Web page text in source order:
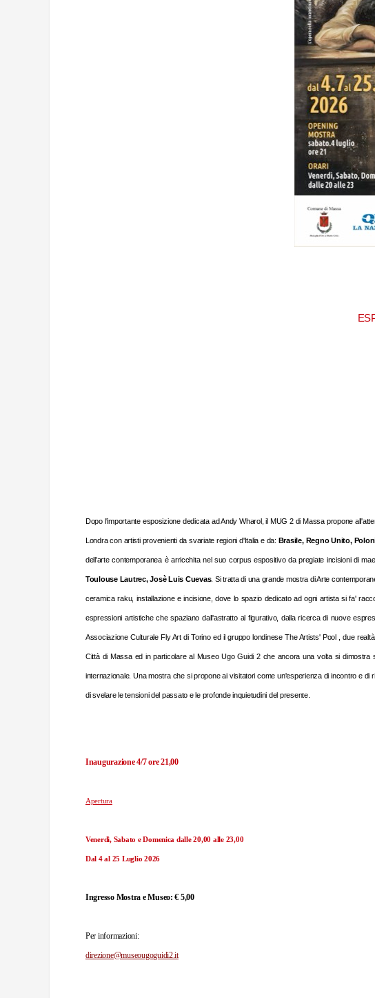
Dopo l'importante esposizione dedicata ad Andy Wharol, il MUG 2 di Massa propone
Londra con artisti provenienti da svariate regioni d'Italia e da: Brasile, Regno Unito,
dell'arte contemporanea è arricchita nel suo corpus espositivo da pregiate incisioni di
Toulouse Lautrec, Josè Luis Cuevas. Si tratta di una grande mostra di Arte
ceramica raku, installazione e incisione, dove lo spazio dedicato ad ogni artista si fa'
espressioni artistiche che spaziano dall'astratto al figurativo, dalla ricerca di nuove
Associazione Culturale Fly Art di Torino ed il gruppo londinese The Artists' Pool , due
Città di Massa ed in particolare al Museo Ugo Guidi 2 che ancora una volta si
internazionale. Una mostra che si propone ai visitatori come un'esperienza di incontro e
di svelare le tensioni del passato e le profonde inquietudini del presente.
Inaugurazione 4/7 ore 21,00
Apertura
Venerdì, Sabato e Domenica dalle 20,00 alle 23,00
Dal 4 al 25 Luglio 2026
Ingresso Mostra e Museo: € 5,00
Per informazioni:
direzione@museougoguidi2.it